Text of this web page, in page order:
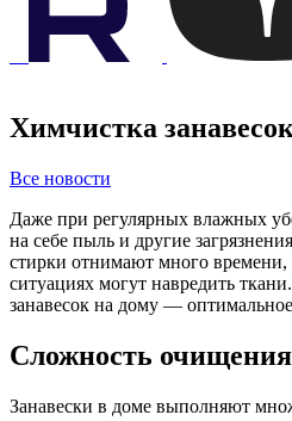
Химчистка занавесок
Все новости
Даже при регулярных влажных
на себе пыль и другие
стирки отнимают много времени,
ситуациях могут навредить
занавесок на дому —
Сложность
Занавески в доме выполняют